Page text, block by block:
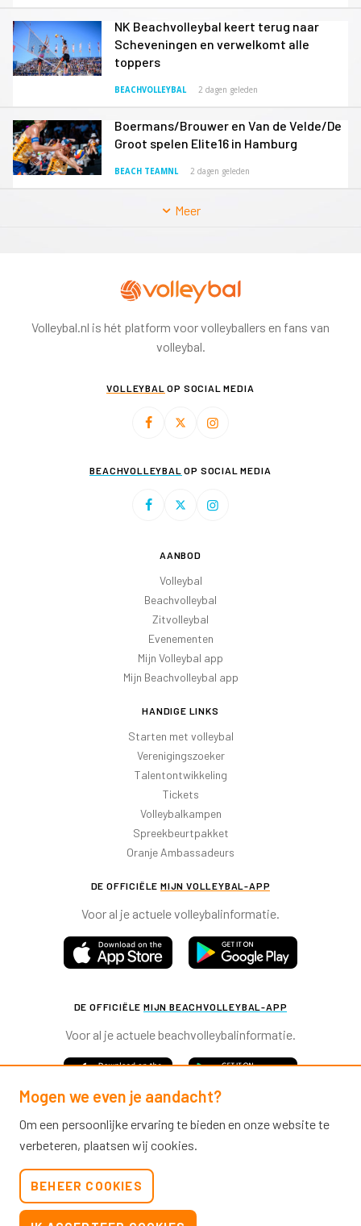
NK Beachvolleybal keert terug naar
Scheveningen en verwelkomt alle
toppers
BEACHVOLLEYBAL 2 dagen geleden
Boermans/Brouwer en Van de Velde/De
Groot spelen Elite16 in Hamburg
BEACH TEAMNL 2 dagen geleden
Meer
Volleybal.nl is hét platform voor volleyballers en fans van
volleybal.
VOLLEYBAL OP SOCIAL MEDIA
BEACHVOLLEYBAL OP SOCIAL MEDIA
AANBOD
Volleybal
Beachvolleybal
Zitvolleybal
Evenementen
Mijn Volleybal app
Mijn Beachvolleybal app
HANDIGE LINKS
Starten met volleybal
Verenigingszoeker
Talentontwikkeling
Tickets
Volleybalkampen
Spreekbeurtpakket
Oranje Ambassadeurs
DE OFFICIËLE MIJN VOLLEYBAL-APP
Voor al je actuele volleybalinformatie.
DE OFFICIËLE MIJN BEACHVOLLEYBAL-APP
Voor al je actuele beachvolleybalinformatie.
Mogen we even je aandacht?
Om een persoonlijke ervaring te bieden en onze website te
verbeteren, plaatsen wij cookies.
BEHEER COOKIES